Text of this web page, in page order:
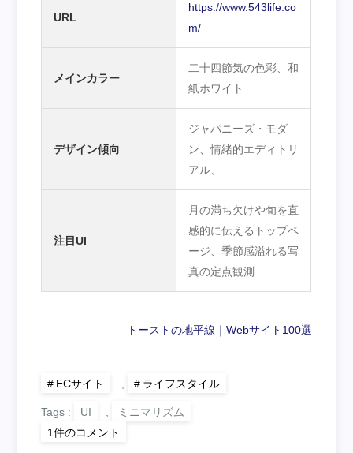
URL
https://www.543life.co
m/
メインカラー
二十四節気の色彩、和
紙ホワイト
デザイン傾向
ジャパニーズ・モダ
ン、情緒的エディトリ
アル、
注目UI
月の満ち欠けや旬を直
感的に伝えるトップペ
ージ、季節感溢れる写
真の定点観測
トーストの地平線｜Webサイト100選
ECサイト , ライフスタイル
Tags : UI ,
ミニマリズム
No.061
「暦
1件のコメント